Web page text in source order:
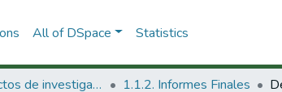
All of DSpace Statistics
1.1 Productos de investigación 1.1.2. Informes Finales